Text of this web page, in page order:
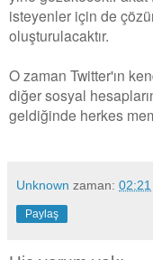
isteyenler için de
oluşturulacaktır.
O zaman Twitter'ın
diğer sosyal
geldiğinde herkes
Unknown zaman: 02:21
Paylaş